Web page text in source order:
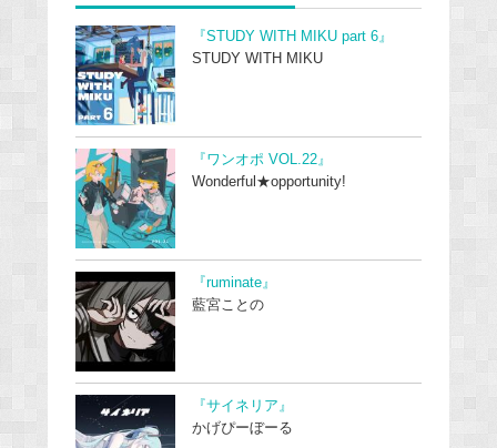
『STUDY WITH MIKU part 6』
STUDY WITH MIKU
『ワンオポ VOL.22』
Wonderful★opportunity!
『ruminate』
藍宮ことの
『サイネリア』
かげぴーぼーる